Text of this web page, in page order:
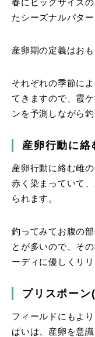
春にビッグサイズ
たシーズナルパタ
産卵期の定義はおも
それぞれの季節に
てきますので、霞
ンを予測しながら
産卵行動に絡
産卵行動に絡む雌
赤く染まっていて
られます。
釣ってみてお腹の
とが多いので、そ
ーディに優しくリ
プリスポー
フィールドにもよ
ぱいは、産卵を意